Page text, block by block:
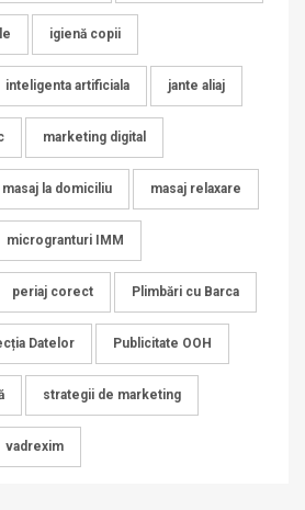
igienă copii
inteligenta artificiala jante aliaj
marketing digital
masaj la domiciliu masaj relaxare
microgranturi IMM
periaj corect Plimbări cu Barca
Datelor Publicitate OOH
strategii de marketing
vadrexim